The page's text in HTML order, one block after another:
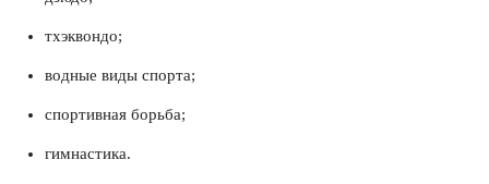
тхэквондо;
водные виды спорта;
спортивная борьба;
гимнастика.